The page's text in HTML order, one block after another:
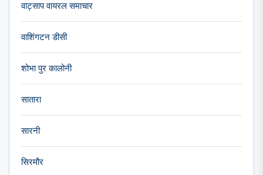
वाट्साप वायरल समाचार
वाशिंगटन डीसी
शोभा पुर कालोनी
सातारा
सारनी
सिरमौर